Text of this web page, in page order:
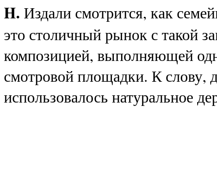
H. Издали смотрится, как
это столичный рынок с такой
композицией, выполняющей
смотровой площадки. К слову,
использовалось натуральное